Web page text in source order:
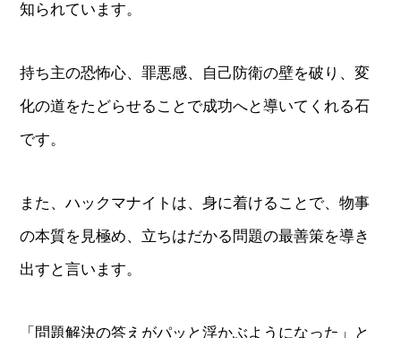
知られています。
持ち主の恐怖心、罪悪感、自己防衛の壁を破り、変
化の道をたどらせることで成功へと導いてくれる石
です。
また、ハックマナイトは、身に着けることで、物事
の本質を見極め、立ちはだかる問題の最善策を導き
出すと言います。
「問題解決の答えがパッと浮かぶようになった」と